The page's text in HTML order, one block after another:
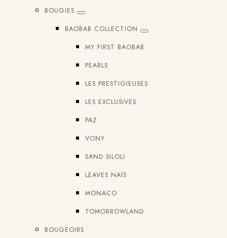
BOUGIES
BAOBAB COLLECTION
MY FIRST BAOBAB
PEARLS
LES PRESTIGIEUSES
LES EXCLUSIVES
PAZ
VONY
SAND SILOLI
LEAVES NAÏS
MONACO
TOMORROWLAND
BOUGEOIRS